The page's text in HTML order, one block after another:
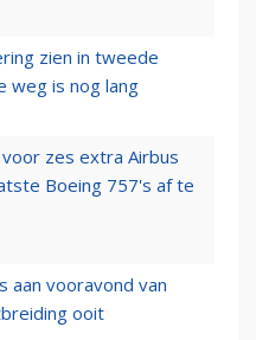
zien in tweede
weg is nog lang
zes extra Airbus
Boeing 757's af te
aan vooravond van
ooit